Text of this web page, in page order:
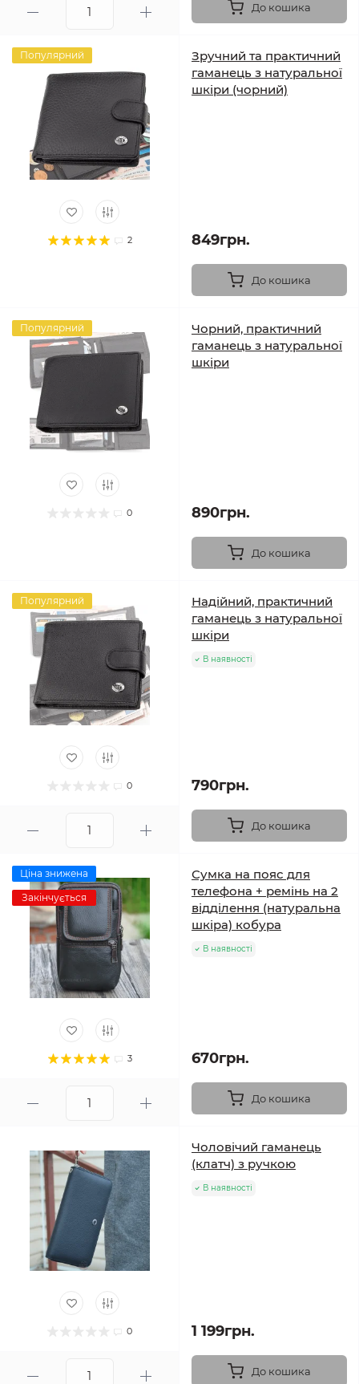
До кошика
Популярний
2
Зручний та практичний
гаманець з натуральної
шкіри (чорний)
849грн.
До кошика
Популярний
0
Чорний, практичний
гаманець з натуральної
шкіри
890грн.
До кошика
Популярний
0
Надійний, практичний
гаманець з натуральної
шкіри
В наявності
790грн.
До кошика
Ціна знижена
Закінчується
3
Сумка на пояс для
телефона + ремінь на 2
відділення (натуральна
шкіра) кобура
В наявності
670грн.
До кошика
0
Чоловічий гаманець
(клатч) з ручкою
В наявності
1 199грн.
До кошика